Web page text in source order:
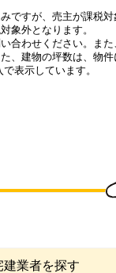
ですが、売主が課税
象外となります。
合わせください。また
、建物の坪数は、物
表示しています。
建業者を探す